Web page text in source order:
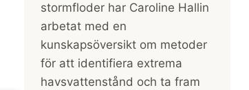
stormfloder har Caroline Hallin
arbetat med en
kunskapsöversikt om metoder
för att identifiera extrema
havsvattenstånd och ta fram